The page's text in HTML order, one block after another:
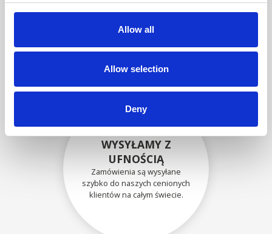
Allow all
Allow selection
Deny
ZAPAKOWANE
Każda pojedyncza część jest
użyciu odpowiednich
materiałów.
WYSYŁAMY Z
UFNOŚCIĄ
Zamówienia są wysyłane
szybko do naszych cenionych
klientów na całym świecie.